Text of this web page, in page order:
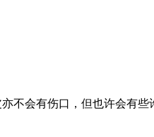
会有伤口，但也许会有些